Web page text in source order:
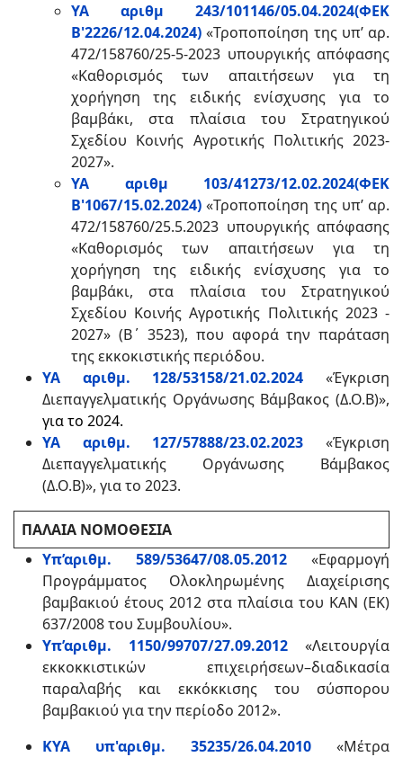
ΥΑ αριθμ 243/101146/05.04.2024(ΦΕΚ
Β'2226/12.04.2024) «Τροποποίηση της υπ’ αρ.
472/158760/25-5-2023 υπουργικής απόφασης
«Καθορισμός των απαιτήσεων για τη
χορήγηση της ειδικής ενίσχυσης για το
βαμβάκι, στα πλαίσια του Στρατηγικού
Σχεδίου Κοινής Αγροτικής Πολιτικής 2023-
2027».
ΥΑ αριθμ 103/41273/12.02.2024(ΦΕΚ
Β'1067/15.02.2024) «Τροποποίηση της υπ’ αρ.
472/158760/25.5.2023 υπουργικής απόφασης
«Καθορισμός των απαιτήσεων για τη
χορήγηση της ειδικής ενίσχυσης για το
βαμβάκι, στα πλαίσια του Στρατηγικού
Σχεδίου Κοινής Αγροτικής Πολιτικής 2023 -
2027» (Β΄ 3523), που αφορά την παράταση
της εκκοκιστικής περιόδου.
ΥΑ αριθμ. 128/53158/21.02.2024 «Έγκριση
Διεπαγγελματικής Οργάνωσης Βάμβακος (Δ.Ο.Β)»,
για το 2024.
ΥΑ αριθμ. 127/57888/23.02.2023
«Έγκριση
Διεπαγγελματικής Οργάνωσης Βάμβακος
(Δ.Ο.Β)», για το 2023.
ΠΑΛΑΙΑ ΝΟΜΟΘΕΣΙΑ
Υπ’αριθμ. 589/53647/08.05.2012 «Εφαρμογή
Προγράμματος Ολοκληρωμένης Διαχείρισης
βαμβακιού έτους 2012 στα πλαίσια του ΚΑΝ (ΕΚ)
637/2008 του Συμβουλίου».
Υπ’αριθμ. 1150/99707/27.09.2012 «Λειτουργία
εκκοκκιστικών επιχειρήσεων–διαδικασία
παραλαβής και εκκόκκισης του σύσπορου
βαμβακιού για την περίοδο 2012».
ΚΥΑ υπ'αριθμ. 35235/26.04.2010
«Μέτρα